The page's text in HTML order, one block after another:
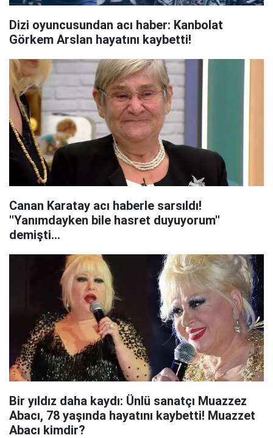
Dizi oyuncusundan acı haber: Kanbolat
Görkem Arslan hayatını kaybetti!
Canan Karatay acı haberle sarsıldı!
''Yanımdayken bile hasret duyuyorum''
demişti...
Bir yıldız daha kaydı: Ünlü sanatçı Muazzez
Abacı, 78 yaşında hayatını kaybetti! Muazzet
Abacı kimdir?